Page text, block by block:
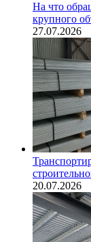
На что
крупного
27.07.2026
20.07.2026